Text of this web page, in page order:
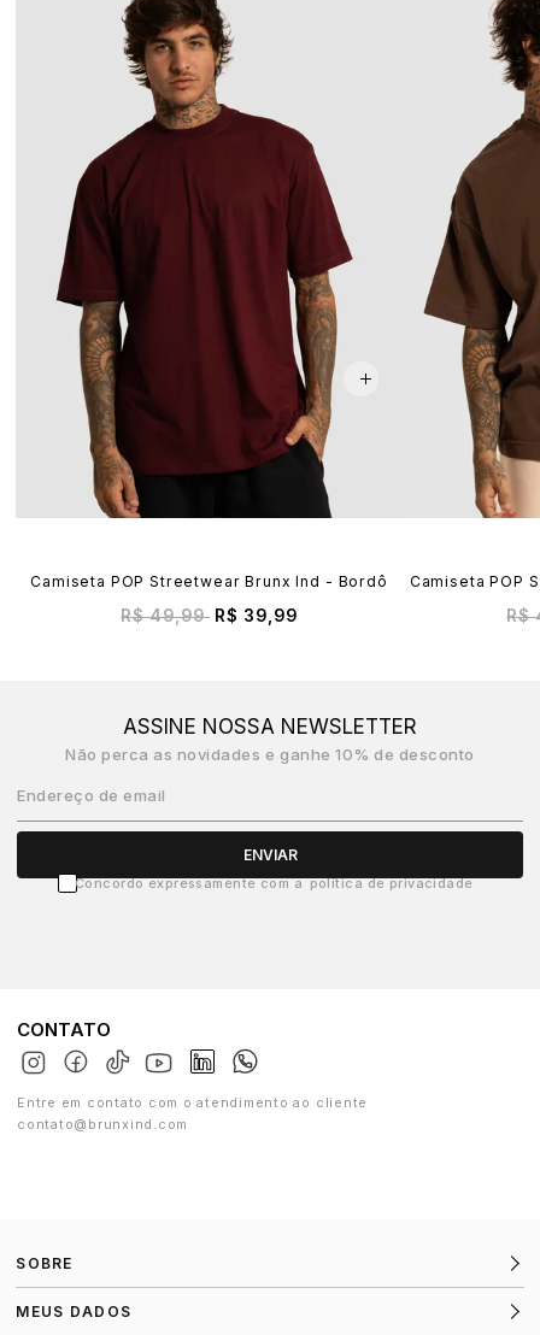
Camiseta POP Streetwear Brunx Ind - Bordô
R$ 49,99 R$ 39,99
Camiseta POP
R$
ASSINE NOSSA NEWSLETTER
Não perca as novidades e ganhe 10% de desconto
Endereço de email
ENVIAR
Concordo expressamente com a política de privacidade
CONTATO
Entre em contato com o atendimento ao cliente
contato@brunxind.com
SOBRE
MEUS DADOS